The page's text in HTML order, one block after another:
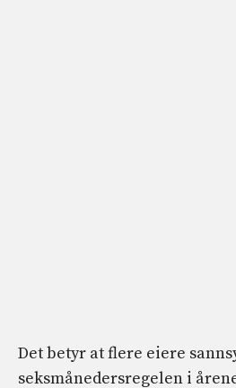
Det betyr at flere eiere
seksmånedersregelen i